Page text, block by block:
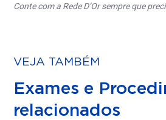
Conte com a Rede D’Or sempre que
VEJA TAMBÉM
Exames e
relacionados